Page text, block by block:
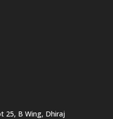
25, B Wing, Dhiraj